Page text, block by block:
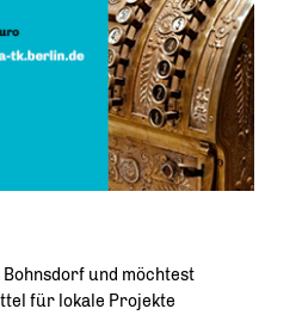
Bohnsdorf und möchtest
für lokale Projekte